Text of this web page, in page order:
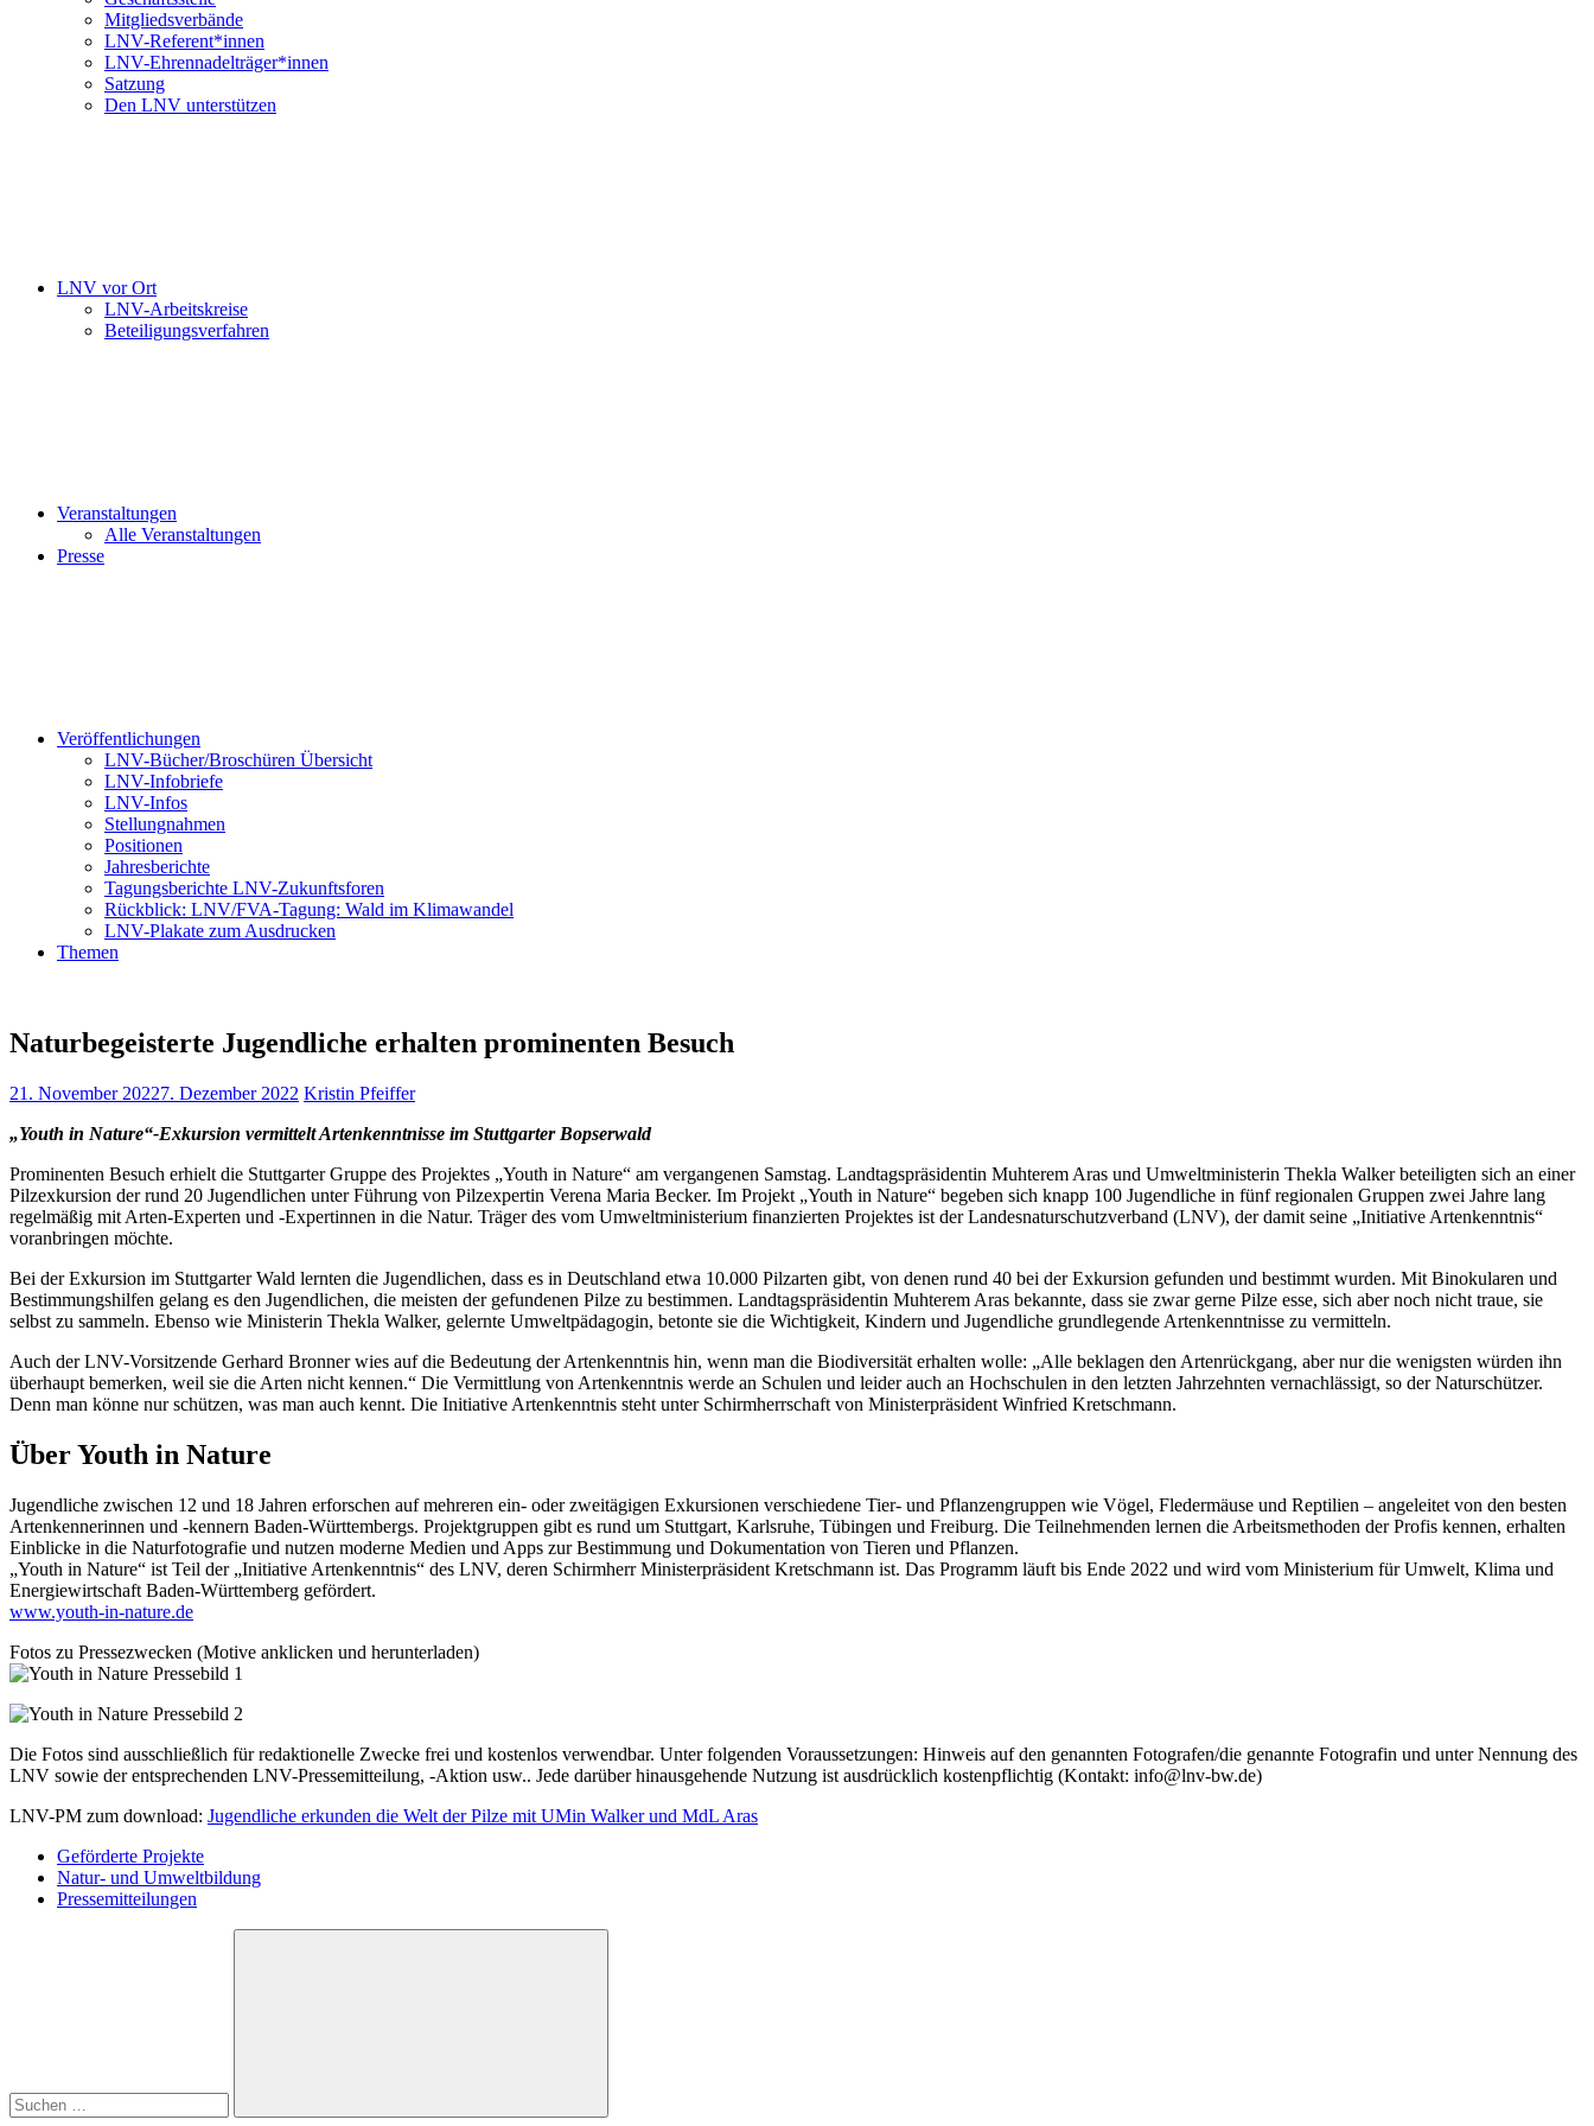
Mitgliedsverbände
LNV-Referent*innen
LNV-Ehrennadelträger*innen
Satzung
Den LNV unterstützen
LNV vor Ort
LNV-Arbeitskreise
Beteiligungsverfahren
Veranstaltungen
Alle Veranstaltungen
Presse
Veröffentlichungen
LNV-Bücher/Broschüren Übersicht
LNV-Infobriefe
LNV-Infos
Stellungnahmen
Positionen
Jahresberichte
Tagungsberichte LNV-Zukunftsforen
Rückblick: LNV/FVA-Tagung: Wald im Klimawandel
LNV-Plakate zum Ausdrucken
Themen
Naturbegeisterte Jugendliche erhalten prominenten Besuch
21. November 20227. Dezember 2022 Kristin Pfeiffer
„Youth in Nature“-Exkursion vermittelt Artenkenntnisse im Stuttgarter Bopserwald
Prominenten Besuch erhielt die Stuttgarter Gruppe des Projektes „Youth in Nature“ am vergangenen Samstag. Landtagspräsidentin Muhterem Aras und Umweltministerin Thekla Walker beteiligten sich an einer
Pilzexkursion der rund 20 Jugendlichen unter Führung von Pilzexpertin Verena Maria Becker. Im Projekt „Youth in Nature“ begeben sich knapp 100 Jugendliche in fünf regionalen Gruppen zwei Jahre lang
regelmäßig mit Arten-Experten und -Expertinnen in die Natur. Träger des vom Umweltministerium finanzierten Projektes ist der Landesnaturschutzverband (LNV), der damit seine „Initiative Artenkenntnis“
voranbringen möchte.
Bei der Exkursion im Stuttgarter Wald lernten die Jugendlichen, dass es in Deutschland etwa 10.000 Pilzarten gibt, von denen rund 40 bei der Exkursion gefunden und bestimmt wurden. Mit Binokularen und
Bestimmungshilfen gelang es den Jugendlichen, die meisten der gefundenen Pilze zu bestimmen. Landtagspräsidentin Muhterem Aras bekannte, dass sie zwar gerne Pilze esse, sich aber noch nicht traue, sie
selbst zu sammeln. Ebenso wie Ministerin Thekla Walker, gelernte Umweltpädagogin, betonte sie die Wichtigkeit, Kindern und Jugendliche grundlegende Artenkenntnisse zu vermitteln.
Auch der LNV-Vorsitzende Gerhard Bronner wies auf die Bedeutung der Artenkenntnis hin, wenn man die Biodiversität erhalten wolle: „Alle beklagen den Artenrückgang, aber nur die wenigsten würden ihn
überhaupt bemerken, weil sie die Arten nicht kennen.“ Die Vermittlung von Artenkenntnis werde an Schulen und leider auch an Hochschulen in den letzten Jahrzehnten vernachlässigt, so der Naturschützer.
Denn man könne nur schützen, was man auch kennt. Die Initiative Artenkenntnis steht unter Schirmherrschaft von Ministerpräsident Winfried Kretschmann.
Über Youth in Nature
Jugendliche zwischen 12 und 18 Jahren erforschen auf mehreren ein- oder zweitägigen Exkursionen verschiedene Tier- und Pflanzengruppen wie Vögel, Fledermäuse und Reptilien – angeleitet von den besten
Artenkennerinnen und -kennern Baden-Württembergs. Projektgruppen gibt es rund um Stuttgart, Karlsruhe, Tübingen und Freiburg. Die Teilnehmenden lernen die Arbeitsmethoden der Profis kennen, erhalten
Einblicke in die Naturfotografie und nutzen moderne Medien und Apps zur Bestimmung und Dokumentation von Tieren und Pflanzen.
„Youth in Nature“ ist Teil der „Initiative Artenkenntnis“ des LNV, deren Schirmherr Ministerpräsident Kretschmann ist. Das Programm läuft bis Ende 2022 und wird vom Ministerium für Umwelt, Klima und
Energiewirtschaft Baden-Württemberg gefördert.
www.youth-in-nature.de
Fotos zu Pressezwecken (Motive anklicken und herunterladen)
Die Fotos sind ausschließlich für redaktionelle Zwecke frei und kostenlos verwendbar. Unter folgenden Voraussetzungen: Hinweis auf den genannten Fotografen/die genannte Fotografin und unter Nennung des
LNV sowie der entsprechenden LNV-Pressemitteilung, -Aktion usw.. Jede darüber hinausgehende Nutzung ist ausdrücklich kostenpflichtig (Kontakt: info@lnv-bw.de)
LNV-PM zum download: Jugendliche erkunden die Welt der Pilze mit UMin Walker und MdL Aras
Geförderte Projekte
Natur- und Umweltbildung
Pressemitteilungen
Suchen